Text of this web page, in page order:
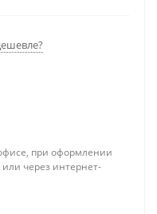
при оформлении
или через интернет-